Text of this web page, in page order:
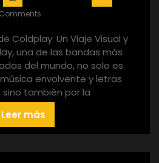
Comments
Coldplay: Un Viaje Visual y
una de las bandas más
del mundo, no solo es
envolvente y letras
también por la
Leer más